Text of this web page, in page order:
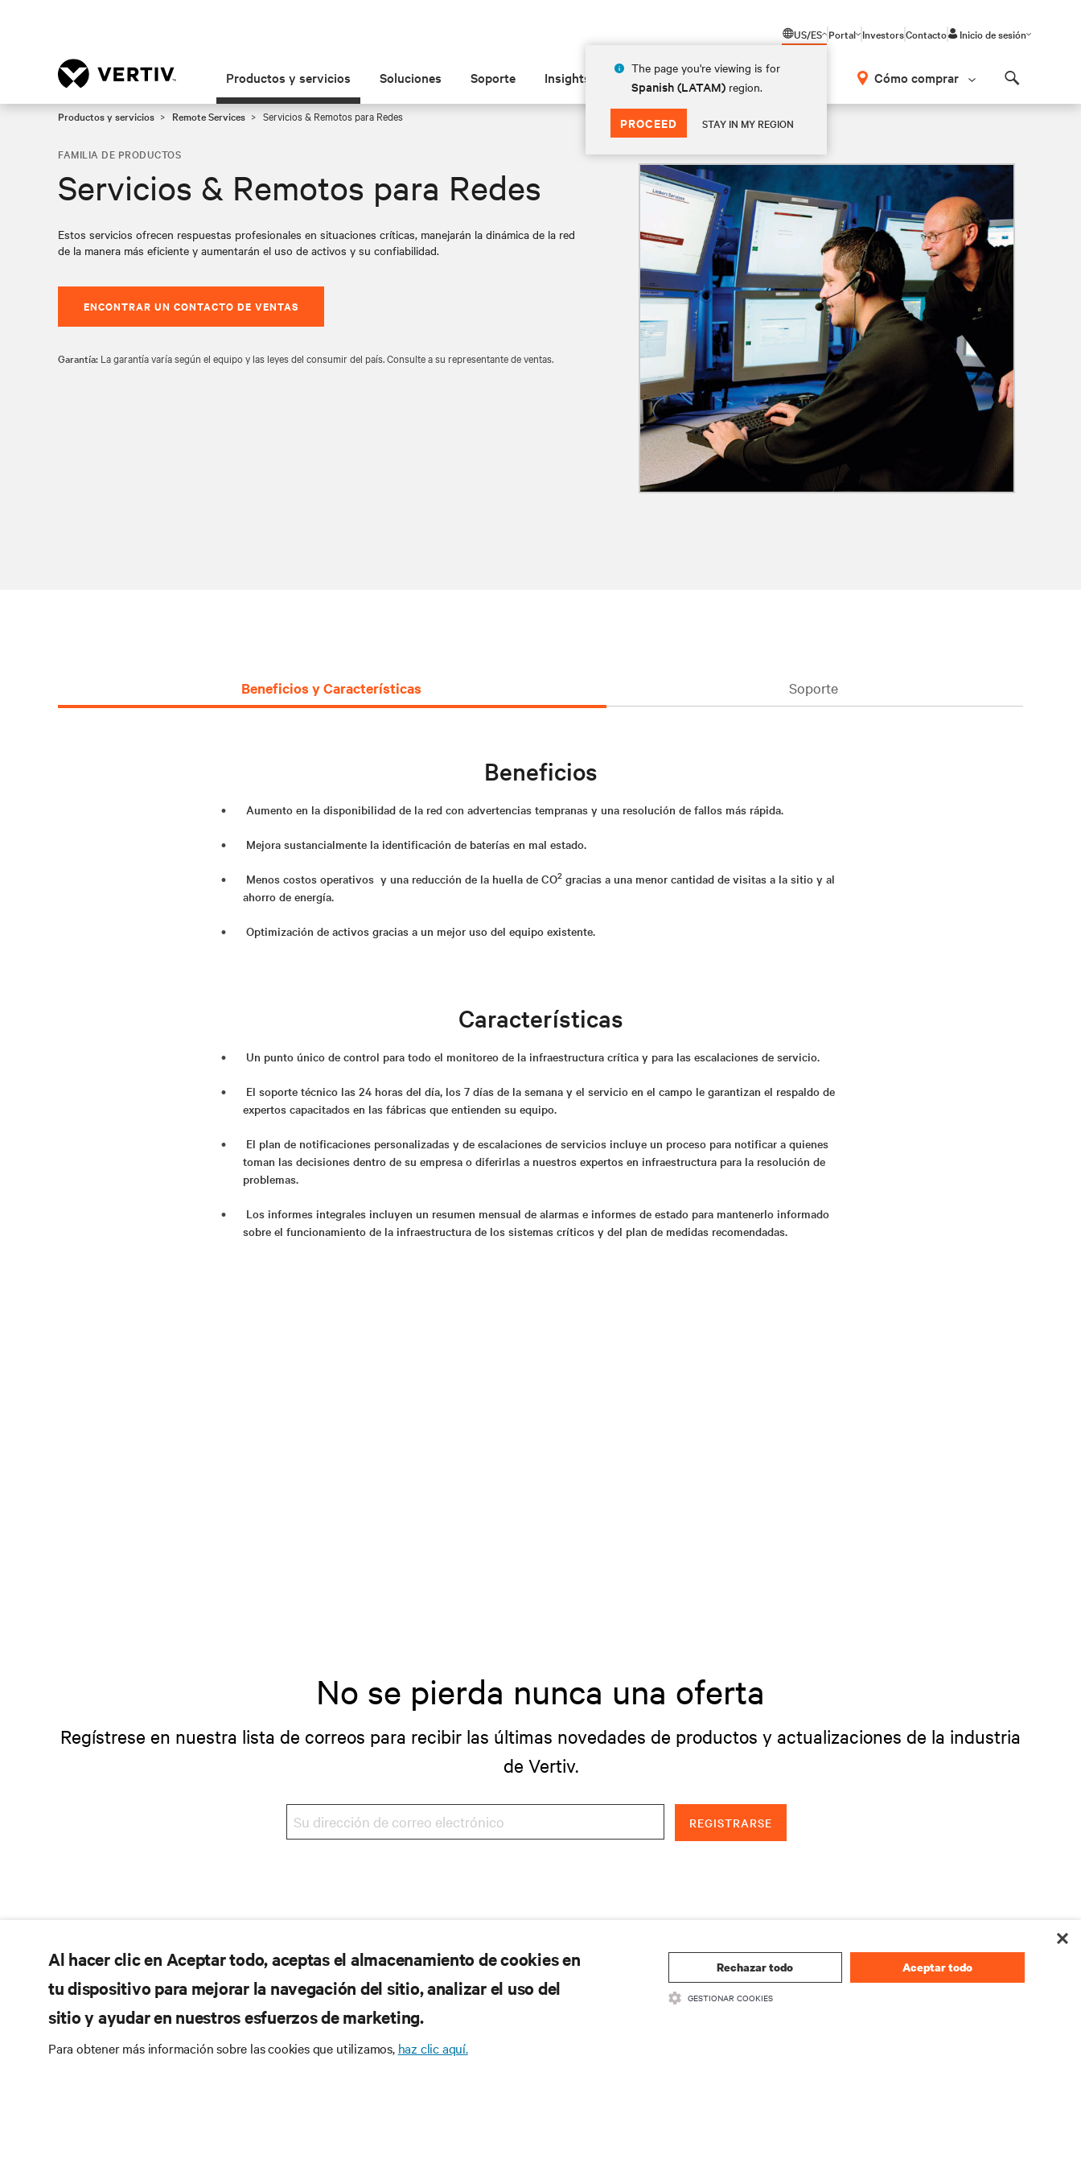
US/ES
The page you're viewing is for
Spanish (LATAM) region.
PROCEED STAY IN MY REGION
Portal InvestorsContacto Inicio de sesión
Productos y servicios Soluciones Soporte Insights Acerca de Cómo comprar
Productos y servicios Remote Services Servicios & Remotos para Redes
FAMILIA DE PRODUCTOS
Servicios & Remotos para Redes
Estos servicios ofrecen respuestas profesionales en situaciones críticas, manejarán la dinámica de la red
de la manera más eficiente y aumentarán el uso de activos y su confiabilidad.
ENCONTRAR UN CONTACTO DE VENTAS
Garantía: La garantía varía según el equipo y las leyes del consumir del país. Consulte a su representante de ventas.
Beneficios y Características Soporte
Beneficios
Aumento en la disponibilidad de la red con advertencias tempranas y una resolución de fallos más rápida.
Mejora sustancialmente la identificación de baterías en mal estado.
Menos costos operativos y una reducción de la huella de CO2 gracias a una menor cantidad de visitas a la sitio y al
ahorro de energía.
Optimización de activos gracias a un mejor uso del equipo existente.
Características
Un punto único de control para todo el monitoreo de la infraestructura crítica y para las escalaciones de servicio.
El soporte técnico las 24 horas del día, los 7 días de la semana y el servicio en el campo le garantizan el respaldo de
expertos capacitados en las fábricas que entienden su equipo.
El plan de notificaciones personalizadas y de escalaciones de servicios incluye un proceso para notificar a quienes
toman las decisiones dentro de su empresa o diferirlas a nuestros expertos en infraestructura para la resolución de
problemas.
Los informes integrales incluyen un resumen mensual de alarmas e informes de estado para mantenerlo informado
sobre el funcionamiento de la infraestructura de los sistemas críticos y del plan de medidas recomendadas.
No se pierda nunca una oferta
Regístrese en nuestra lista de correos para recibir las últimas novedades de productos y actualizaciones de la industria
de Vertiv.
REGISTRARSE
Al hacer clic en Aceptar todo, aceptas el almacenamiento de cookies en
tu dispositivo para mejorar la navegación del sitio, analizar el uso del
sitio y ayudar en nuestros esfuerzos de marketing.
Para obtener más información sobre las cookies que utilizamos, haz clic aquí.
Rechazar todo Aceptar todo
GESTIONAR COOKIES